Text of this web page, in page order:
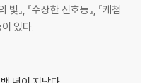
』, 『수상한 신호등』, 『케첩
이 있다.